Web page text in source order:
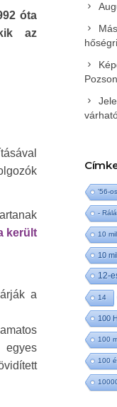
óta
az
került
a
egyes
'56-
-
10
10
12-
14
100
100
100